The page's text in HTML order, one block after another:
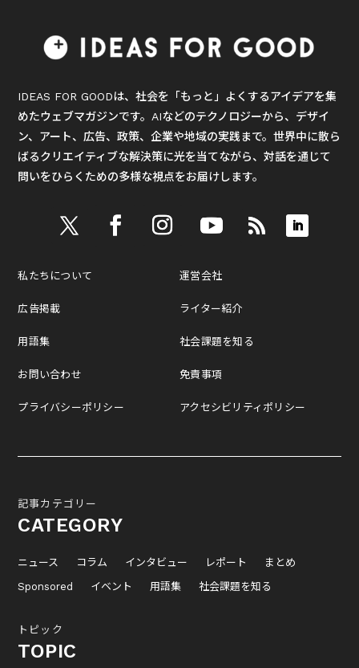
IDEAS FOR GOODは、社会を「もっと」よくするアイデアを集
めたウェブマガジンです。AIなどのテクノロジーから、デザイ
ン、アート、広告、政策、企業や地域の実践まで。世界中に散ら
ばるクリエイティブな解決策に光を当てながら、対話を通じて
問いをひらくための多様な視点をお届けします。
私たちについて
広告掲載
用語集
お問い合わせ
プライバシーポリシー
運営会社
ライター紹介
社会課題を知る
免責事項
アクセシビリティポリシー
記事カテゴリー
CATEGORY
ニュース コラム インタビュー レポート
まとめ
Sponsored
イベント 用語集 社会課題を知る
トピック
TOPIC